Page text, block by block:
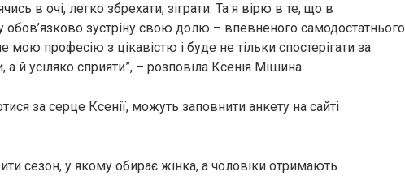
в очі, легко збрехати, зіграти. Та я вірю в те, що в
зустріну свою долю – впевненого самодостатнього
мою професію з цікавістю і буде не тільки спостерігати за
а й усіляко сприяти”, – розповіла Ксенія Мішина.
за серце Ксенії, можуть заповнити анкету на сайті
сезон, у якому обирає жінка, а чоловіки отримають